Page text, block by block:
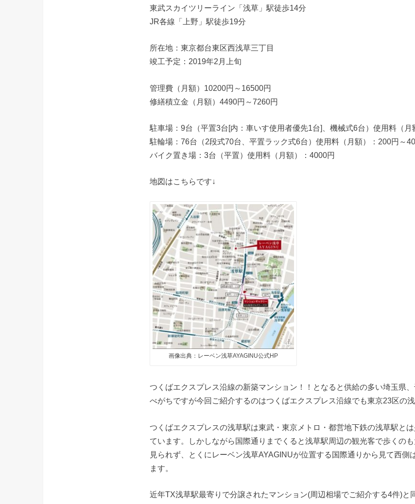
東武スカイツリーライン「浅草」駅徒歩14分
JR各線「上野」駅徒歩19分
所在地：東京都台東区西浅草三丁目
竣工予定：2019年2月上旬
管理費（月額）10200円～16500円
修繕積立金（月額）4490円～7260円
駐車場：9台（平置3台[内：車いす使用者優先1台]、機械式6台）使用料（
駐輪場：76台（2段式70台、平置ラック式6台）使用料（月額）：200円～
バイク置き場：3台（平置）使用料（月額）：4000円
地図はこちらです↓
画像出典：レーベン浅草AYAGINU公式HP
つくばエクスプレス沿線の新築マンション！！となると供給の多い埼玉県
べがちですが今回ご紹介するのはつくばエクスプレス沿線でも東京23区の浅
つくばエクスプレスの浅草駅は東武・東京メトロ・都営地下鉄の浅草駅と
ています。しかしながら国際通りまでくると浅草駅周辺の観光客で歩くの
見られず、とくにレーベン浅草AYAGINUが位置する国際通りから見て西側
ます。
近年TX浅草駅最寄りで分譲されたマンション(周辺相場でご紹介する4件)と